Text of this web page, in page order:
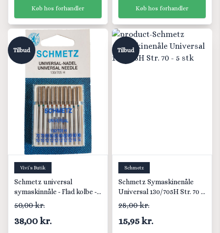
Køb hos forhandler Køb hos forhandler
Tilbud
Vivi´s Butik
Schmetz universal
symaskinnåle - Flad kolbe -
130/705 H
50,00 kr.
38,00 kr.
Tilbud
Schmetz
Schmetz Symaskinenåle
Universal 130/705H Str. 70 -
5 stk
28,00 kr.
15,95 kr.